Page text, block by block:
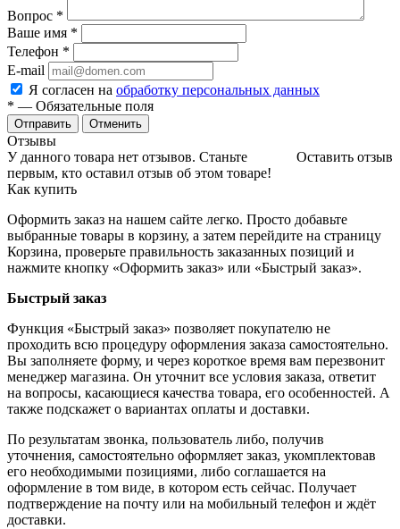
Вопрос *
Ваше имя *
Телефон *
E-mail
Я согласен на обработку персональных данных
* — Обязательные поля
Отменить
Отзывы
Оставить отзыв
У данного товара нет отзывов. Станьте
первым, кто оставил отзыв об этом товаре!
Как купить
Оформить заказ на нашем сайте легко. Просто добавьте
выбранные товары в корзину, а затем перейдите на страницу
Корзина, проверьте правильность заказанных позиций и
нажмите кнопку «Оформить заказ» или «Быстрый заказ».
Быстрый заказ
Функция «Быстрый заказ» позволяет покупателю не
проходить всю процедуру оформления заказа самостоятельно.
Вы заполняете форму, и через короткое время вам перезвонит
менеджер магазина. Он уточнит все условия заказа, ответит
на вопросы, касающиеся качества товара, его особенностей. А
также подскажет о вариантах оплаты и доставки.
По результатам звонка, пользователь либо, получив
уточнения, самостоятельно оформляет заказ, укомплектовав
его необходимыми позициями, либо соглашается на
оформление в том виде, в котором есть сейчас. Получает
подтверждение на почту или на мобильный телефон и ждёт
доставки.